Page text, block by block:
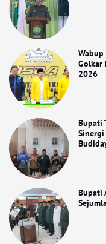
Golkar
2026
Bupati
Sinergi
Bupati